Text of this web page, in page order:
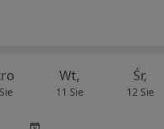
Wt,
11 Sie
Śr,
12 Sie